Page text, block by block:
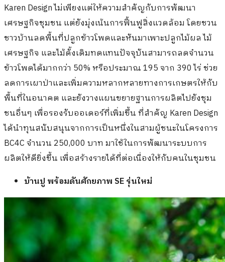
Karen Design ไม่เพียงแต่ให้ความสำคัญกับการพัฒนา
เศรษฐกิจชุมชน แต่ยังมุ่งเน้นการฟื้นฟูสิ่งแวดล้อม โดยชวน
ชาวบ้านลดพื้นที่ปลูกข้าวโพดและหันมาเพาะปลูกไม้ผล ไม้
เศรษฐกิจ และไม้ดั้งเดิมทดแทนปัจจุบันสามารถลดจำนวน
ข้าวโพดได้มากกว่า 50% หรือประมาณ 195 จาก 390 ไร่ ช่วย
ลดการเผาป่าและเพิ่มความหลากหลายทางการเกษตรให้กับ
พื้นที่ในอนาคต และยังวางแผนขยายฐานการผลิตไปยังชุม
ชนอื่นๆ เพื่อรองรับออเดอร์ที่เพิ่มขึ้น ที่สำคัญ Karen Design
ได้นำทุนสนับสนุนจากการเป็นหนึ่งในสามผู้ชนะในโครงการ
BC4C จำนวน 250,000 บาท มาใช้ในการพัฒนาระบบการ
ผลิตให้ดียิ่งขึ้น เพื่อสร้างรายได้ที่ต่อเนื่องให้กับคนในชุมชน
บ้านปู พร้อมดันศักยภาพ SE รุ่นใหม่